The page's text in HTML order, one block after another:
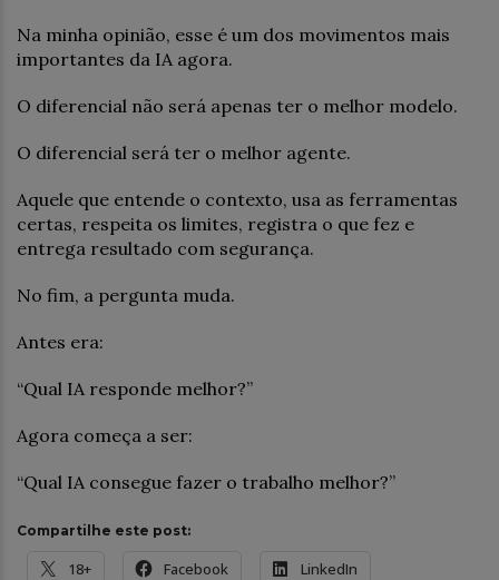
Na minha opinião, esse é um dos movimentos mais
importantes da IA agora.
O diferencial não será apenas ter o melhor modelo.
O diferencial será ter o melhor agente.
Aquele que entende o contexto, usa as ferramentas
certas, respeita os limites, registra o que fez e
entrega resultado com segurança.
No fim, a pergunta muda.
Antes era:
“Qual IA responde melhor?”
Agora começa a ser:
“Qual IA consegue fazer o trabalho melhor?”
Compartilhe este post:
18+ Facebook LinkedIn